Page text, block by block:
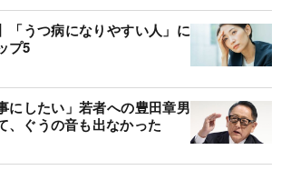
「うつ病になりやすい人」に
プ5
にしたい」若者への豊田章男
、ぐうの音も出なかった